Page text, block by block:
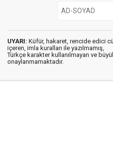
UYARI: Küfür, hakaret, rencide edici
içeren, imla kuralları ile yazılmamış,
Türkçe karakter kullanılmayan ve
onaylanmamaktadır.